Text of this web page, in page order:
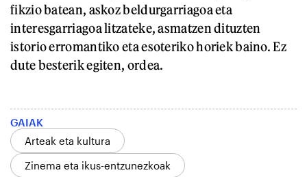
fikzio batean, askoz beldurgarriagoa eta
interesgarriagoa litzateke, asmatzen dituzten
istorio erromantiko eta esoteriko horiek baino. Ez
dute besterik egiten, ordea.
GAIAK
Arteak eta kultura
Zinema eta ikus-entzunezkoak